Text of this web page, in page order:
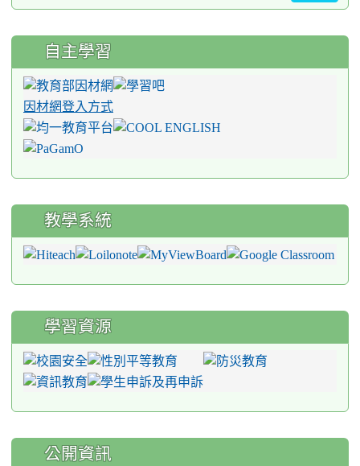
自主學習
因材網登入方式
教學系統
學習資源
公開資訊